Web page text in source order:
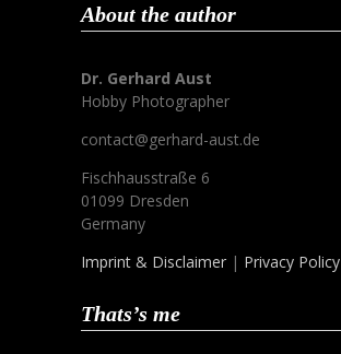
About the author
Dr. Gerhard Aust
Hobby Photographer
contact@gerhard-aust.de
Fischhausstraße 6
01099 Dresden
Germany
Imprint & Disclaimer | Privacy Policy
Thats’s me